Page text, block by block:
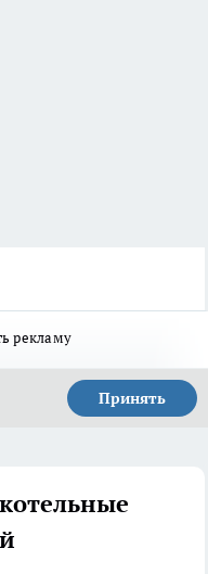
рекламу
Принять